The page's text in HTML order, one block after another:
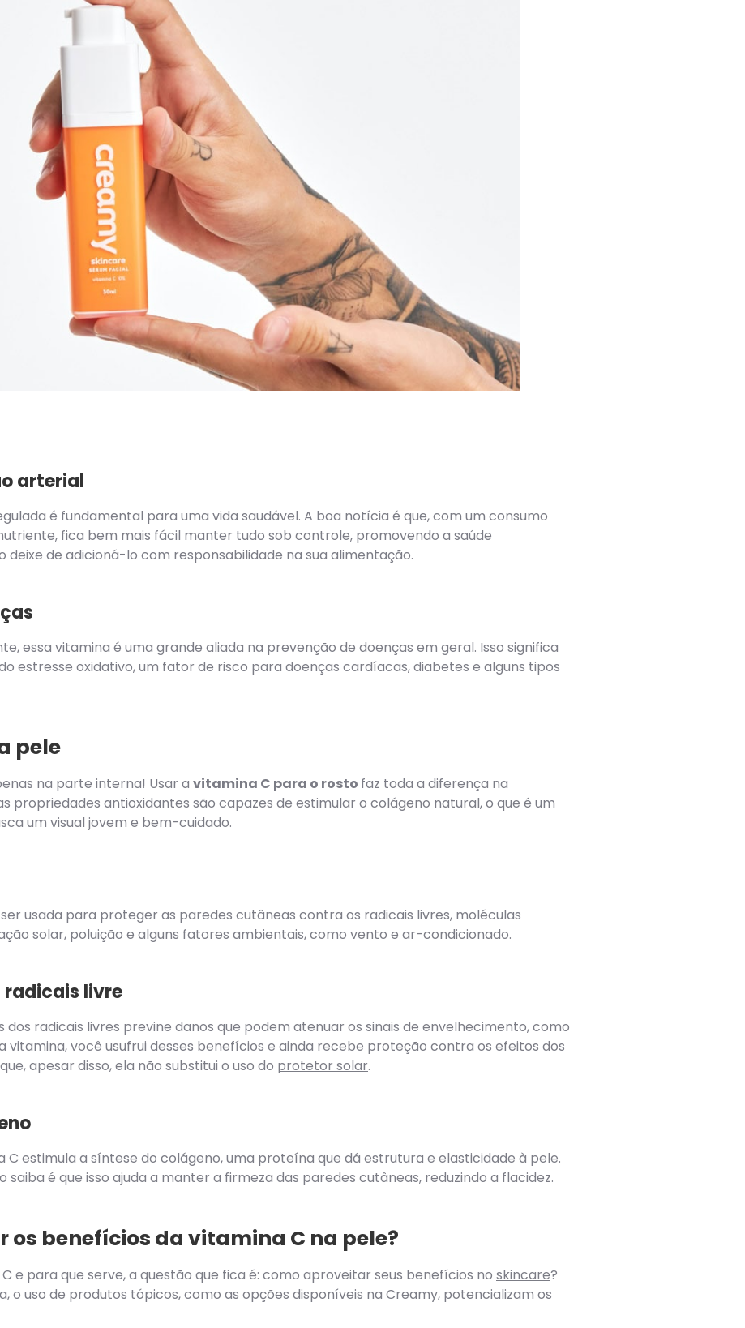
arterial
é fundamental para uma vida saudável. A boa notícia é que, com um consumo
fica bem mais fácil manter tudo sob controle, promovendo a saúde
deixe de adicioná-lo com responsabilidade na sua alimentação.
essa vitamina é uma grande aliada na prevenção de doenças em geral. Isso significa
estresse oxidativo, um fator de risco para doenças cardíacas, diabetes e alguns tipos
pele
na parte interna! Usar a vitamina C para o rosto faz toda a diferença na
propriedades antioxidantes são capazes de estimular o colágeno natural, o que é um
um visual jovem e bem-cuidado.
usada para proteger as paredes cutâneas contra os radicais livres, moléculas
solar, poluição e alguns fatores ambientais, como vento e ar-condicionado.
radicais livre
dos radicais livres previne danos que podem atenuar os sinais de envelhecimento, como
vitamina, você usufrui desses benefícios e ainda recebe proteção contra os efeitos dos
apesar disso, ela não substitui o uso do protetor solar.
C estimula a síntese do colágeno, uma proteína que dá estrutura e elasticidade à pele.
saiba é que isso ajuda a manter a firmeza das paredes cutâneas, reduzindo a flacidez.
os benefícios da vitamina C na pele?
e para que serve, a questão que fica é: como aproveitar seus benefícios no skincare?
o uso de produtos tópicos, como as opções disponíveis na Creamy, potencializam os